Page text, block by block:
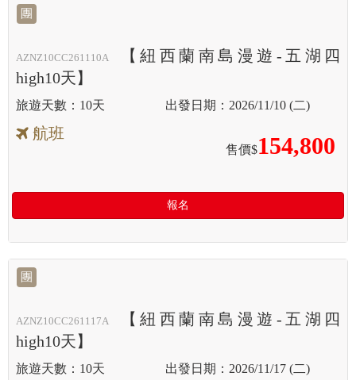
團
AZNZ10CC261110A
【紐西蘭南島漫遊-五湖四
high10天】
10天 2026/11/10 (二)
航班
售價$154,800
報名
團
AZNZ10CC261117A
【紐西蘭南島漫遊-五湖四
high10天】
10天 2026/11/17 (二)